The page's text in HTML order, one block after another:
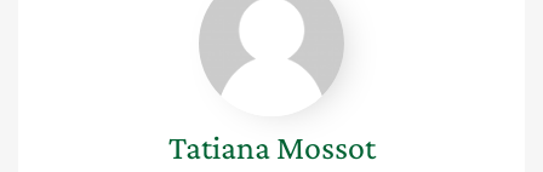
Mossot
Tatiana Mossot